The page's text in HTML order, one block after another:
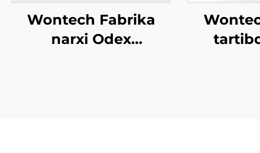
Wontech Fabrika
narxi Odex